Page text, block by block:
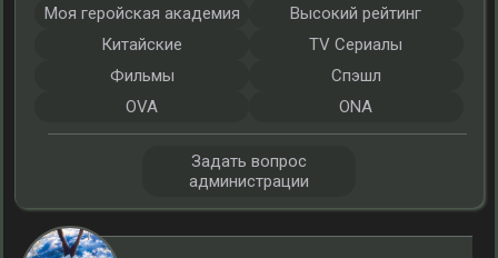
Моя геройская академия
Высокий рейтинг
Китайские
TV Сериалы
Фильмы
Спэшл
OVA
ONA
Задать вопрос
администрации